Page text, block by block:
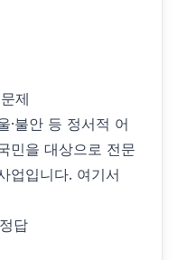
제
·불안 등 정서적 어
민을 대상으로 전문
업입니다. 여기서
답